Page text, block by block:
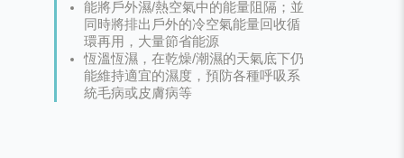
能將戶外濕/熱空氣中的能量阻隔；並
同時將排出戶外的冷空氣能量回收循
環再用，大量節省能源
恆溫恆濕，在乾燥/潮濕的天氣底下仍
能維持適宜的濕度，預防各種呼吸系
統毛病或皮膚病等